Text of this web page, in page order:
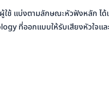
แบ่งตามลักษณะหัวฟังหลัก ได้
ที่ออกแบบให้รับเสียงหัวใจแ